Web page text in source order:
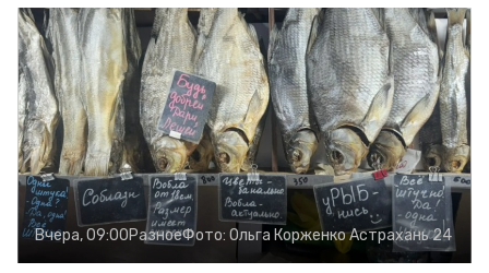
Вчера, 09:00РазноеФото: Ольга КорженкоАстрахань 24